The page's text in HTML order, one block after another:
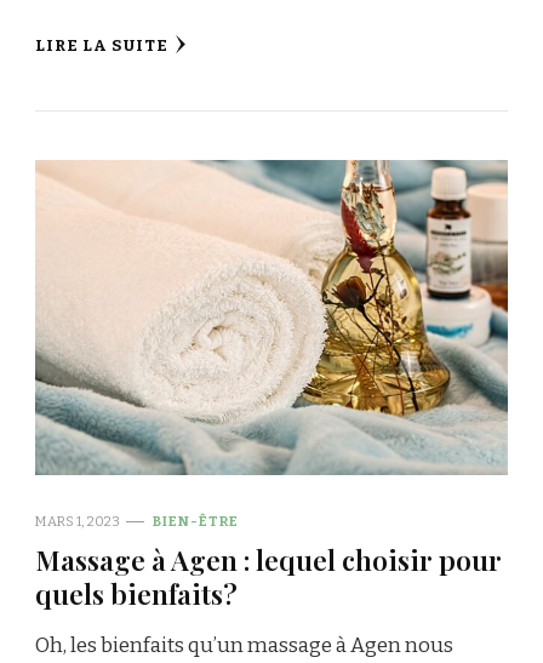
LIRE LA SUITE
MARS 1, 2023 BIEN-ÊTRE
Massage à Agen : lequel choisir pour
quels bienfaits?
Oh, les bienfaits qu’un massage à Agen nous